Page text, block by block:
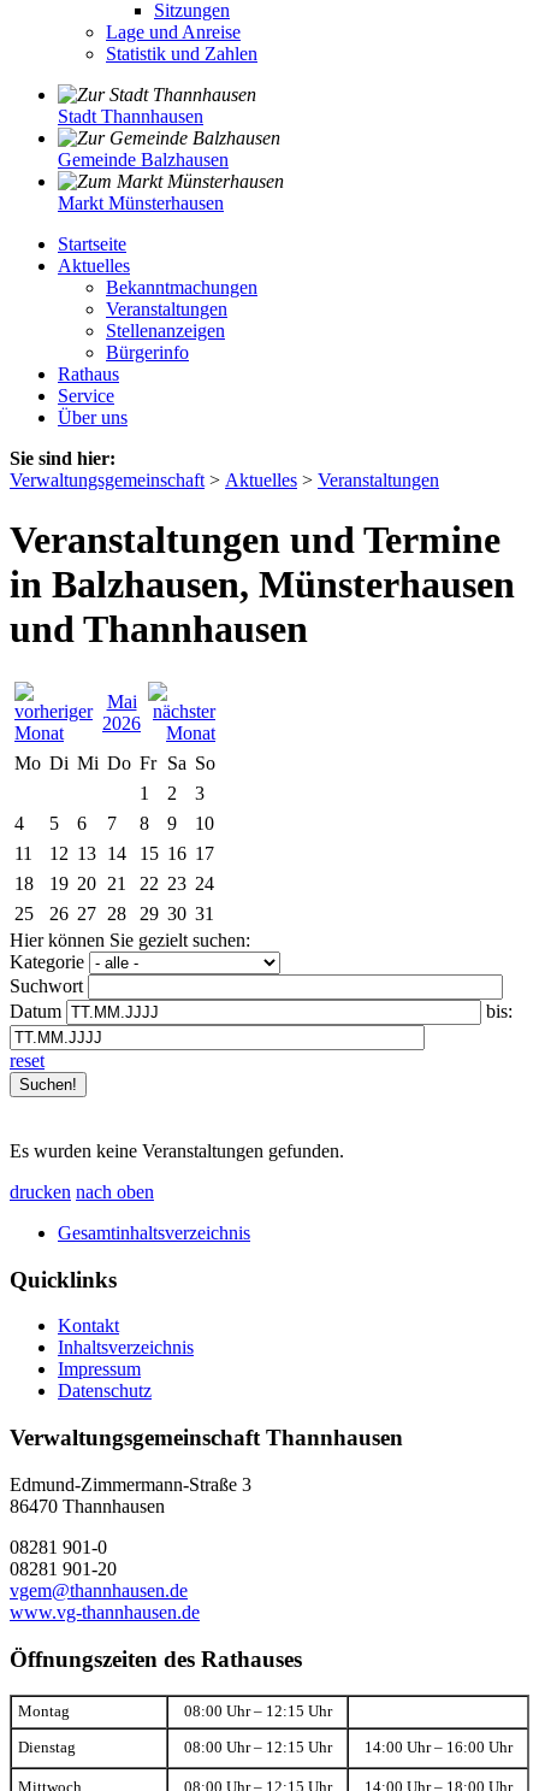
Sitzungen
Lage und Anreise
Statistik und Zahlen
Stadt Thannhausen
Gemeinde Balzhausen
Markt Münsterhausen
Startseite
Aktuelles
Bekanntmachungen
Veranstaltungen
Stellenanzeigen
Bürgerinfo
Rathaus
Service
Über uns
Sie sind hier:
Verwaltungsgemeinschaft > Aktuelles > Veranstaltungen
Veranstaltungen und Termine
in Balzhausen, Münsterhausen
und Thannhausen
Mai
2026
Mo Di Mi Do Fr Sa So
1
2
3
4
5 6 7 8 9
10
11
12 13 14 15 16 17
18
19 20 21 22 23 24
25
26 27 28 29 30 31
Hier können Sie gezielt suchen:
Kategorie
Suchwort
Datum
bis:
reset
Es wurden keine Veranstaltungen gefunden.
drucken nach oben
Gesamtinhaltsverzeichnis
Quicklinks
Kontakt
Inhaltsverzeichnis
Impressum
Datenschutz
Verwaltungsgemeinschaft Thannhausen
Edmund-Zimmermann-Straße 3
86470 Thannhausen
08281 901-0
08281 901-20
vgem@thannhausen.de
www.vg-thannhausen.de
Öffnungszeiten des Rathauses
Montag 08:00 Uhr – 12:15 Uhr
Dienstag 08:00 Uhr – 12:15 Uhr 14:00 Uhr – 16:00 Uhr